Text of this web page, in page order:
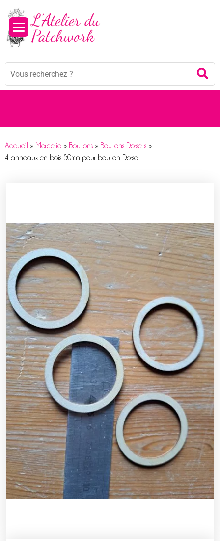
Mots
Accueil » Mercerie » Boutons » Boutons Dorsets »
4 anneaux en bois 50mm pour bouton Dorset
Panneau de gestion des cookies